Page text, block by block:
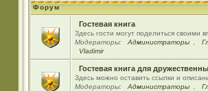
Форум
Гостевая книга
Здесь гости могут поделиться своими
Модераторы:
Администраторы
Vladimir
Гостевая книга для
Здесь можно оставить ссылки и
Модераторы:
Администраторы